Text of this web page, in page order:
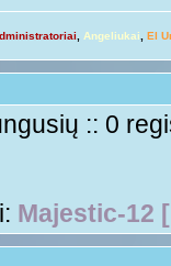
»ačiū ačiū ir jus
Ir tave
naujais mokslo metais
aha
Angeliukai El
:: 0
Majestic-12